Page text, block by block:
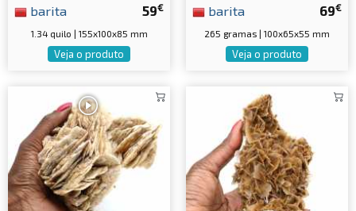
59€
barita
1.34 quilo | 155x100x85 mm
Veja o produto
69€
barita
265 gramas | 100x65x55 mm
Veja o produto